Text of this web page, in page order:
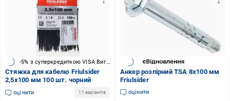
-5% з суперкредиткою VISA Вигода
Стяжка для кабелю Friulsider
2,5x100 мм 100 шт. чорний
оцінити 11 варіантів
Анкер розпірний TSA 8x100 мм
Friulsider
оцінити